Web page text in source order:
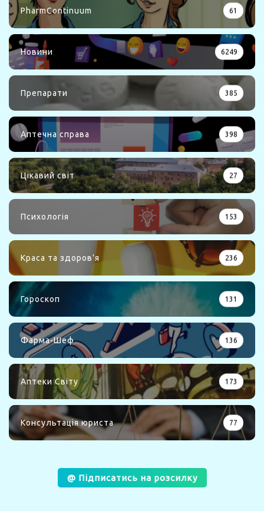
PharmContinuum 61
Новини 6249
Препарати 385
Аптечна справа 398
Цікавий світ 27
Психологія 153
Краса та здоров'я 236
Гороскоп 131
Фарма-Шеф 136
Аптеки Світу 173
Консультація юриста 77
@ Підписатись на розсилку